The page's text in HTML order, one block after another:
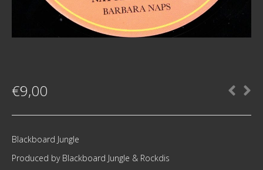
€9,00
Blackboard Jungle
Produced by Blackboard Jungle & Rockdis